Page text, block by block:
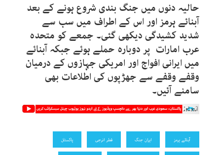
حالیہ دنوں میں جنگ بندی شروع ہونے کے بعد
آبنائے ہرمز اور اس کے اطراف میں سب سے
شدید کشیدگی دیکھی گئی۔ جمعے کو متحدہ
عرب امارات پر دوبارہ حملے ہوئے جبکہ آبنائے
میں ایرانی افواج اور امریکی جہازوں کے درمیان
وقفے وقفے سے جھڑپوں کی اطلاعات بھی
سامنے آئیں۔
آبنائے ہرمز ایران جنگ قطر انرجی پاکستان